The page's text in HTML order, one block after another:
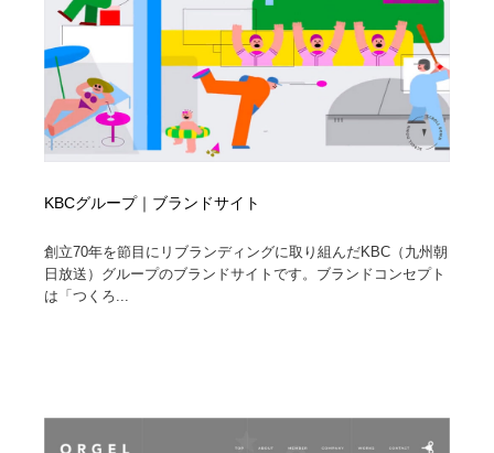
KBCグループ｜ブランドサイト
創立70年を節目にリブランディングに取り組んだKBC（九州朝
日放送）グループのブランドサイトです。ブランドコンセプト
は「つくろ...